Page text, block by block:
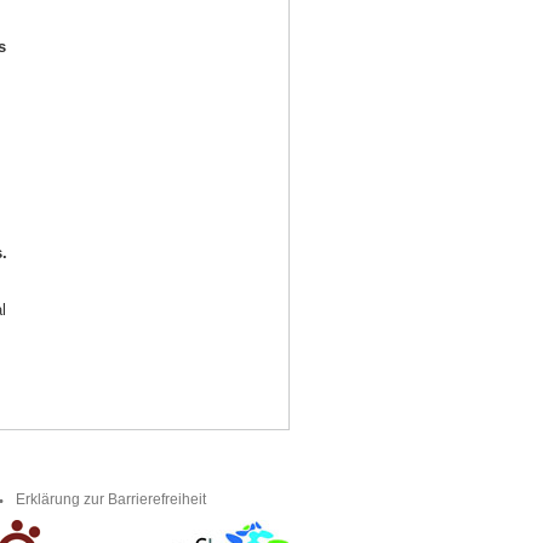
Erklärung zur Barrierefreiheit